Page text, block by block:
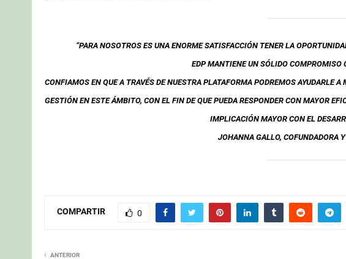
“PARA NOSOTROS ES UNA ENORME SATISFACCIÓN TENER LA
EDP MANTIENE UN SÓLIDO COMPROMISO
CONFIAMOS EN QUE A TRAVÉS DE NUESTRA PLATAFORMA PODREMOS AYUDARLE
GESTIÓN EN ESTE ÁMBITO, CON EL FIN DE QUE PUEDA RESPONDER CON MAYOR
IMPLICACIÓN MAYOR CON EL
JOHANNA GALLO, COFUNDADORA
COMPARTIR 0
ANTERIOR